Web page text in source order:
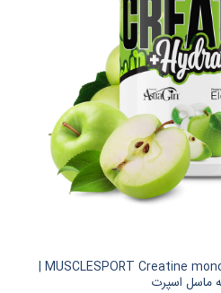
MUSCLESPORT Creatine monohydrate + hydration – 300 gr |
ماسل اسپرت